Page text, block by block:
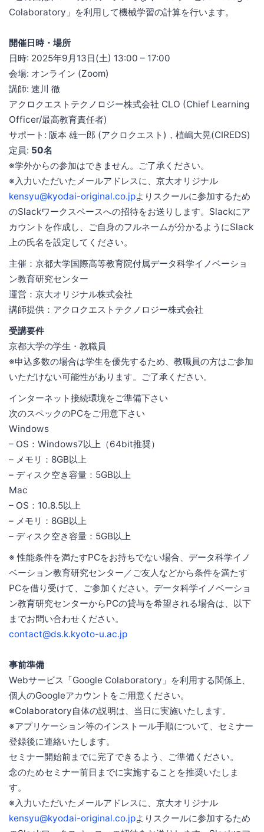
Colaboratory」を利用して機械学習の計算を行います。
開催日時・場所
日時: 2025年9月13日(土) 13:00 – 17:00
会場: オンライン (Zoom)
講師: 速川 徹
アクロクエストテクノロジー株式会社 CLO (Chief Learning
Officer/最高教育責任者)
サポート: 阪本 雄一郎 (アクロクエスト)，植嶋大晃(CIREDS)
定員: 50名
※学外からの参加はできません。ご了承ください。
※入力いただいたメールアドレスに、京大オリジナル
kensyu@kyodai-original.co.jpよりスクールに参加するため
のSlackワークスペースへの招待をお送りします。Slackにア
カウントを作成し、ご自身のフルネームが分かるようにSlack
上の氏名を設定してください。
主催：京都大学国際高等教育院付属データ科学イノベーショ
ン教育研究センター
運営：京大オリジナル株式会社
講師提供：アクロクエストテクノロジー株式会社
受講要件
京都大学の学生・教職員
※申込多数の場合は学生を優先するため、教職員の方はご参加
いただけない可能性があります。ご了承ください。
インターネット接続環境をご準備下さい
次のスペックのPCをご用意下さい
Windows
– OS：Windows7以上（64bit推奨）
– メモリ：8GB以上
– ディスク空き容量：5GB以上
Mac
– OS：10.8.5以上
– メモリ：8GB以上
– ディスク空き容量：5GB以上
※ 性能条件を満たすPCをお持ちでない場合、データ科学イノ
ベーション教育研究センター／ご友人などから条件を満たす
PCを借り受けて、ご参加ください。データ科学イノベーショ
ン教育研究センターからPCの貸与を希望される場合は、以下
までお問い合わせください。
contact@ds.k.kyoto-u.ac.jp
事前準備
Webサービス「Google Colaboratory」を利用する関係上、
個人のGoogleアカウントをご用意ください。
※Colaboratory自体の説明は、当日に実施いたします。
※アプリケーション等のインストール手順について、セミナー
登録後に連絡いたします。
セミナー開始前までに完了できるよう、ご準備ください。
念のためセミナー前日までに実施することを推奨いたしま
す。
※入力いただいたメールアドレスに、京大オリジナル
kensyu@kyodai-original.co.jpよりスクールに参加するため